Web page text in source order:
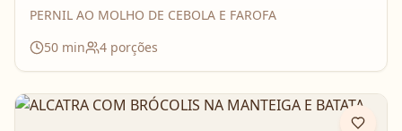
PERNIL AO MOLHO DE CEBOLA E FAROFA
50 min 4 porções